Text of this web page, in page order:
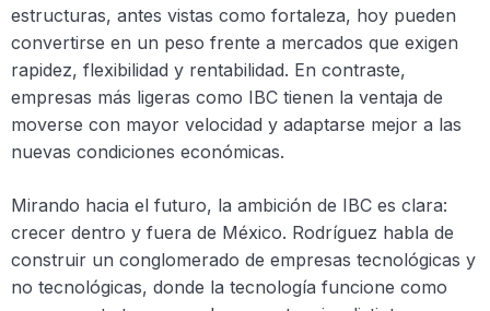
estructuras, antes vistas como fortaleza, hoy pueden
convertirse en un peso frente a mercados que exigen
rapidez, flexibilidad y rentabilidad. En contraste,
empresas más ligeras como IBC tienen la ventaja de
moverse con mayor velocidad y adaptarse mejor a las
nuevas condiciones económicas.
Mirando hacia el futuro, la ambición de IBC es clara:
crecer dentro y fuera de México. Rodríguez habla de
construir un conglomerado de empresas tecnológicas y
no tecnológicas, donde la tecnología funcione como